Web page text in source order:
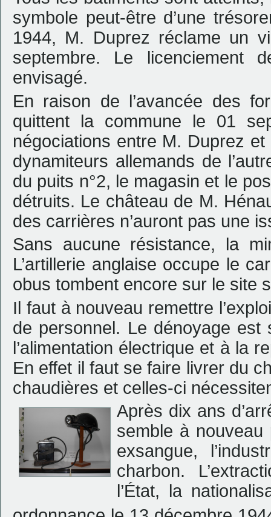
symbole peut-être d’une
1944, M. Duprez réclame un
septembre. Le licenciement
envisagé.
En raison de l’avancée des
quittent la commune le 01
négociations entre M. Duprez
dynamiteurs allemands de
du puits n°2, le magasin et le
détruits. Le château de M.
des carrières n’auront pas une
Sans aucune résistance, la
L’artillerie anglaise occupe le
obus tombent encore sur le site
Il faut à nouveau remettre
de personnel. Le dénoyage est
l’alimentation électrique et à la
En effet il faut se faire livrer du
chaudières et celles-ci
Après dix ans
semble à nouveau
exsangue,
charbon.
l’État, la